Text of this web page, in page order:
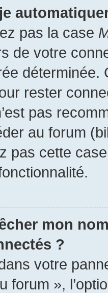
pas la case
de votre
déterminée.
rester
pas
au forum
pas cette
mon
?
votre
forum »,